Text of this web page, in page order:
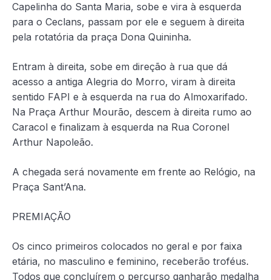
Capelinha do Santa Maria, sobe e vira à esquerda
para o Ceclans, passam por ele e seguem à direita
pela rotatória da praça Dona Quininha.
Entram à direita, sobe em direção à rua que dá
acesso a antiga Alegria do Morro, viram à direita
sentido FAPI e à esquerda na rua do Almoxarifado.
Na Praça Arthur Mourão, descem à direita rumo ao
Caracol e finalizam à esquerda na Rua Coronel
Arthur Napoleão.
A chegada será novamente em frente ao Relógio, na
Praça Sant’Ana.
PREMIAÇÃO
Os cinco primeiros colocados no geral e por faixa
etária, no masculino e feminino, receberão troféus.
Todos que concluírem o percurso ganharão medalha